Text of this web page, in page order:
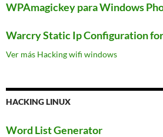
WPAmagickey para Windows
Warcry Static Ip Configuration
Ver más Hacking wifi windows
HACKING LINUX
Word List Generator